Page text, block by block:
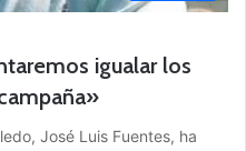
igualar los
José Luis Fuentes, ha